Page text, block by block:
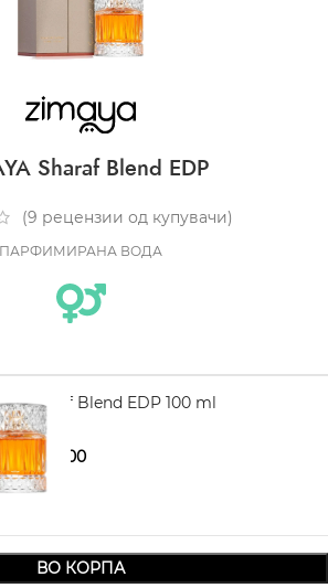
Sharaf Blend EDP
(9 рецензии од купувачи)
ПАРФИМИРАНА ВОДА
Sharaf Blend EDP 100 ml
1.690,00
ВО КОРПА